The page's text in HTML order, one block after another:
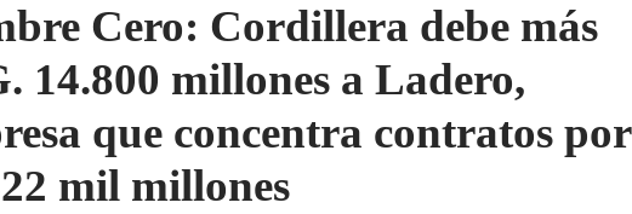
Cero: Cordillera debe más
14.800 millones a Ladero,
que concentra contratos por
mil millones